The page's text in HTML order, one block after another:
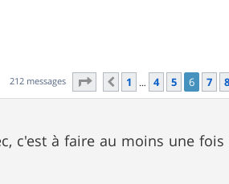
212 messages Page sur 22
Précédent
1 … 4 5 6 7 8
c'est à faire au moins une fois